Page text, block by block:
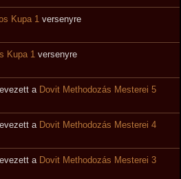
Kupa 1 versenyre
Kupa 1 versenyre
a Dovit Methodozás Mesterei 5
a Dovit Methodozás Mesterei 4
a Dovit Methodozás Mesterei 3